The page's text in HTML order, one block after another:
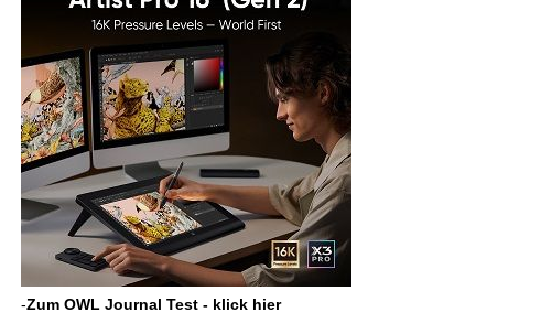
-Zum OWL Journal Test - klick hier